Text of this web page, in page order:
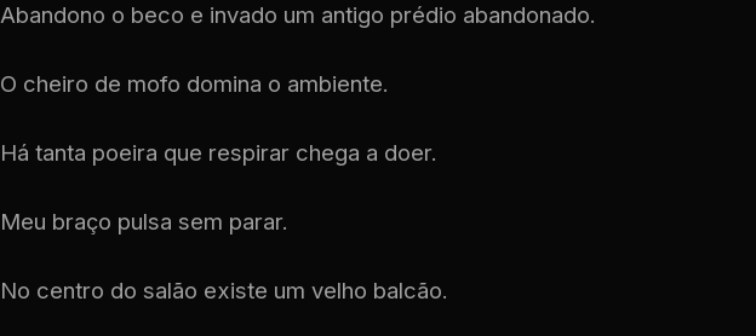
Abandono o beco e invado um antigo prédio abandonado.
O cheiro de mofo domina o ambiente.
Há tanta poeira que respirar chega a doer.
Meu braço pulsa sem parar.
No centro do salão existe um velho balcão.